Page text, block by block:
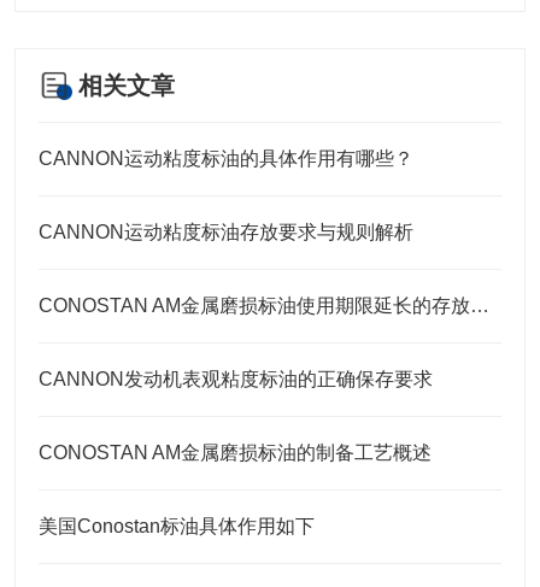
相关文章
CANNON运动粘度标油的具体作用有哪些？
CANNON运动粘度标油存放要求与规则解析
CONOSTAN AM金属磨损标油使用期限延长的存放要点
CANNON发动机表观粘度标油的正确保存要求
CONOSTAN AM金属磨损标油的制备工艺概述
美国Conostan标油具体作用如下